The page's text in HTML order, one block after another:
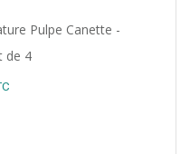
Pulpe Canette -
de 4